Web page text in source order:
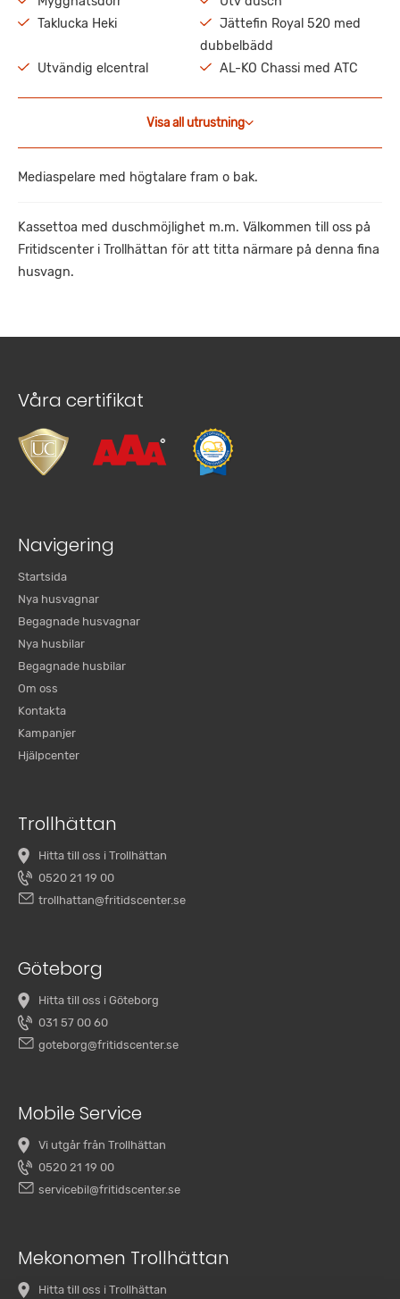
Taklucka Heki
Jättefin Royal 520 med
dubbelbädd
Utvändig elcentral
AL-KO Chassi med ATC
Visa all utrustning
Mediaspelare med högtalare fram o bak.
Kassettoa med duschmöjlighet m.m. Välkommen till oss på
Fritidscenter i Trollhättan för att titta närmare på denna fina
husvagn.
Våra certifikat
Navigering
Startsida
Nya husvagnar
Begagnade husvagnar
Nya husbilar
Begagnade husbilar
Om oss
Kontakta
Kampanjer
Hjälpcenter
Trollhättan
Hitta till oss i Trollhättan
0520 21 19 00
trollhattan@fritidscenter.se
Göteborg
Hitta till oss i Göteborg
031 57 00 60
goteborg@fritidscenter.se
Mobile Service
Vi utgår från Trollhättan
0520 21 19 00
servicebil@fritidscenter.se
Mekonomen Trollhättan
Hitta till oss i Trollhättan